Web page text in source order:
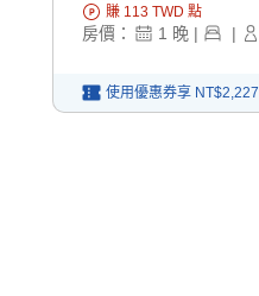
賺 113 TWD 點
房價： 1 晚 | |
使用優惠券享 NT$2,227